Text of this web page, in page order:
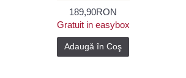
189,90RON
Gratuit in easybox
Adaugă în Coş